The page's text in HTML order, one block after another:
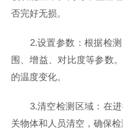
否完好无损。
2.设置参数：根据检测
围、增益、对比度等参数
的温度变化。
3.清空检测区域：在进
关物体和人员清空，确保检